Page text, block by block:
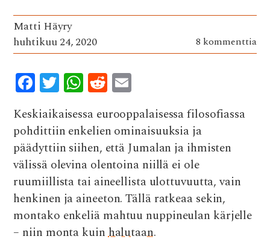
Matti Häyry
huhtikuu 24, 2020
8 kommenttia
F
ac
e
b
o
o
k
T
w
it
te
r
W
h
at
s
A
p
p
R
e
d
di
t
m
ai
l
Keskiaikaisessa eurooppalaisessa filosofiassa
pohdittiin enkelien ominaisuuksia ja
päädyttiin siihen, että Jumalan ja ihmisten
välissä olevina olentoina niillä ei ole
ruumiillista tai aineellista ulottuvuutta, vain
henkinen ja aineeton. Tällä ratkeaa sekin,
montako enkeliä mahtuu nuppineulan kärjelle
– niin monta kuinhalutaan.